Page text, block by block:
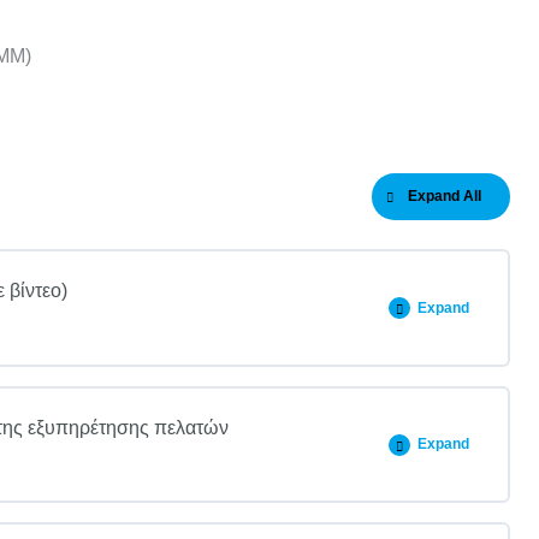
Expand All
Expand
εξυπηρέτησης πελατών
Expand